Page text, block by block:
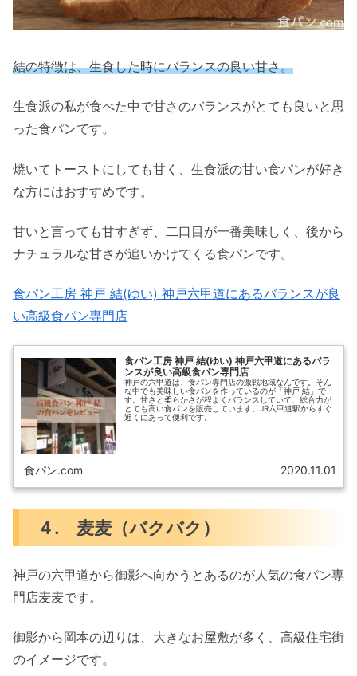
結の特徴は、生食した時にバランスの良い甘さ。
生食派の私が食べた中で甘さのバランスがとても良いと思
った食パンです。
焼いてトーストにしても甘く、生食派の甘い食パンが好き
な方にはおすすめです。
甘いと言っても甘すぎず、二口目が一番美味しく、後から
ナチュラルな甘さが追いかけてくる食パンです。
食パン工房 神戸 結(ゆい) 神戸六甲道にあるバランスが良
い高級食パン専門店
食パン工房 神戸 結(ゆい) 神戸六甲道にあるバラ
ンスが良い高級食パン専門店
神戸の六甲道は、食パン専門店の激戦地域なんです。そん
な中でも美味しい食パンを作っているのが「神戸 結」で
す。甘さと柔らかさが程よくバランスしていて、総合力が
とても高い食パンを販売しています。JR六甲道駅からすぐ
近くにあって便利です。
食パン.com 2020.11.01
４. 麦麦（バクバク）
神戸の六甲道から御影へ向かうとあるのが人気の食パン専
門店麦麦です。
御影から岡本の辺りは、大きなお屋敷が多く、高級住宅街
のイメージです。